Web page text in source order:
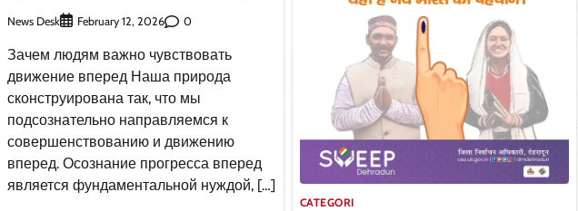
News Desk February 12, 2026 0
Зачем людям важно чувствовать
движение вперед Наша природа
сконструирована так, что мы
подсознательно направляемся к
совершенствованию и движению
вперед. Осознание прогресса вперед
является фундаментальной нуждой, […]
CATEGORI